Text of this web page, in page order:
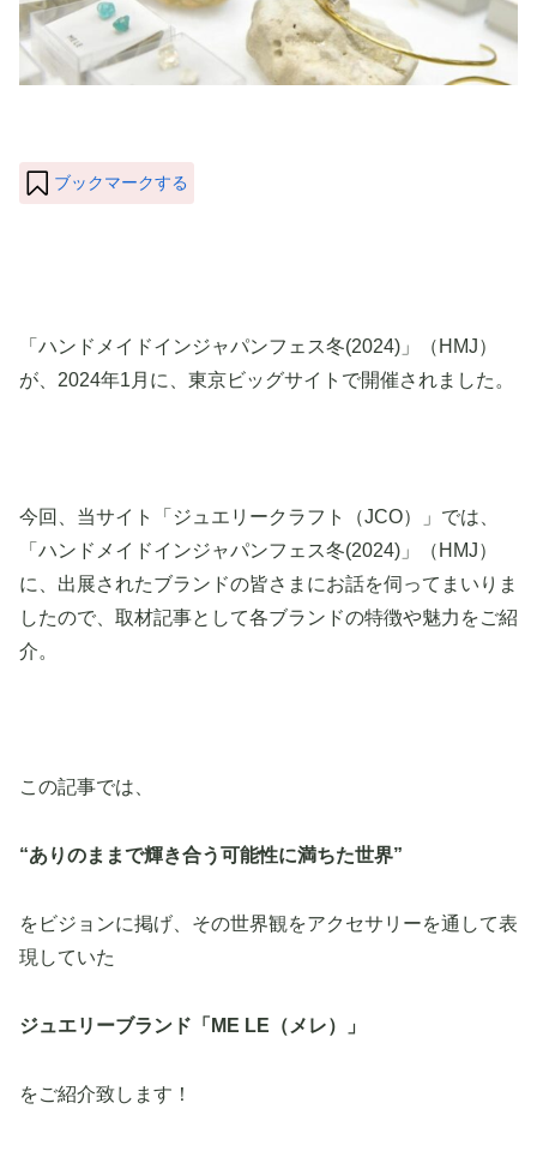
ブックマークする
「ハンドメイドインジャパンフェス冬(2024)」（HMJ）
が、2024年1月に、東京ビッグサイトで開催されました。
今回、当サイト「ジュエリークラフト（JCO）」では、
「ハンドメイドインジャパンフェス冬(2024)」（HMJ）
に、出展されたブランドの皆さまにお話を伺ってまいりま
したので、取材記事として各ブランドの特徴や魅力をご紹
介。
この記事では、
“ありのままで輝き合う可能性に満ちた世界”
をビジョンに掲げ、その世界観をアクセサリーを通して表
現していた
ジュエリーブランド「ME LE（メレ）」
をご紹介致します！